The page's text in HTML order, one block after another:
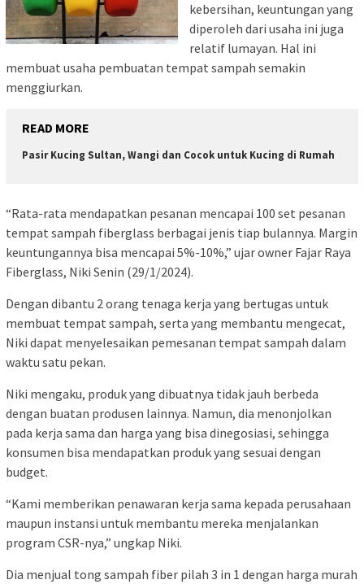
kebersihan, keuntungan yang
diperoleh dari usaha ini juga
relatif lumayan. Hal ini
membuat usaha pembuatan tempat sampah semakin
menggiurkan.
READ MORE
Pasir Kucing Sultan, Wangi dan Cocok untuk Kucing di Rumah
“Rata-rata mendapatkan pesanan mencapai 100 set pesanan
tempat sampah fiberglass berbagai jenis tiap bulannya. Margin
keuntungannya bisa mencapai 5%-10%,” ujar owner Fajar Raya
Fiberglass, Niki Senin (29/1/2024).
Dengan dibantu 2 orang tenaga kerja yang bertugas untuk
membuat tempat sampah, serta yang membantu mengecat,
Niki dapat menyelesaikan pemesanan tempat sampah dalam
waktu satu pekan.
Niki mengaku, produk yang dibuatnya tidak jauh berbeda
dengan buatan produsen lainnya. Namun, dia menonjolkan
pada kerja sama dan harga yang bisa dinegosiasi, sehingga
konsumen bisa mendapatkan produk yang sesuai dengan
budget.
“Kami memberikan penawaran kerja sama kepada perusahaan
maupun instansi untuk membantu mereka menjalankan
program CSR-nya,” ungkap Niki.
Dia menjual tong sampah fiber pilah 3 in 1 dengan harga murah